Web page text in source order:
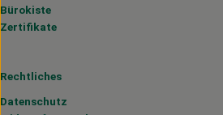
Bürokiste
Zertifikate
Rechtliches
Datenschutz